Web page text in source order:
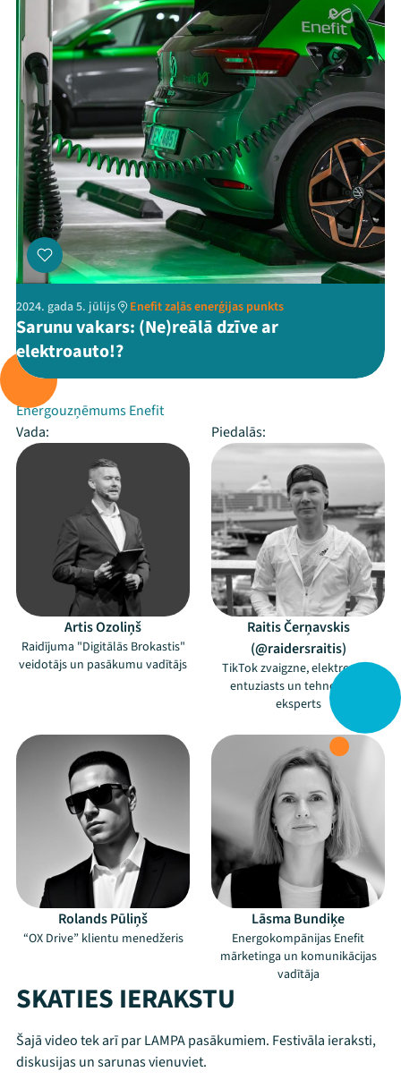
2024. gada 5. jūlijs Enefit zaļās enerģijas punkts
Sarunu vakars: (Ne)reālā dzīve ar
elektroauto!?
Energouzņēmums Enefit
Vada:
Piedalās:
Artis Ozoliņš
Raidījuma "Digitālās Brokastis"
veidotājs un pasākumu vadītājs
Raitis Čerņavskis
(@raidersraitis)
TikTok zvaigzne, elektroauto
entuziasts un tehnoloģiju
eksperts
Rolands Pūliņš
“OX Drive” klientu menedžeris
Lāsma Bundiķe
Energokompānijas Enefit
mārketinga un komunikācijas
vadītāja
SKATIES IERAKSTU
Šajā video tek arī par LAMPA pasākumiem. Festivāla ieraksti,
diskusijas un sarunas vienuviet.